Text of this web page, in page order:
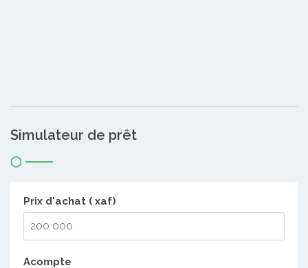
Simulateur de prêt
Prix d'achat ( xaf)
Acompte